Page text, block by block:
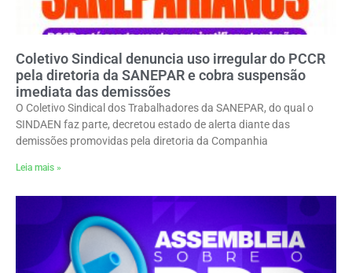
Coletivo Sindical denuncia uso irregular do PCCR
pela diretoria da SANEPAR e cobra suspensão
imediata das demissões
O Coletivo Sindical dos Trabalhadores da SANEPAR, do qual o
SINDAEN faz parte, decretou estado de alerta diante das
demissões promovidas pela diretoria da Companhia
Leia mais »